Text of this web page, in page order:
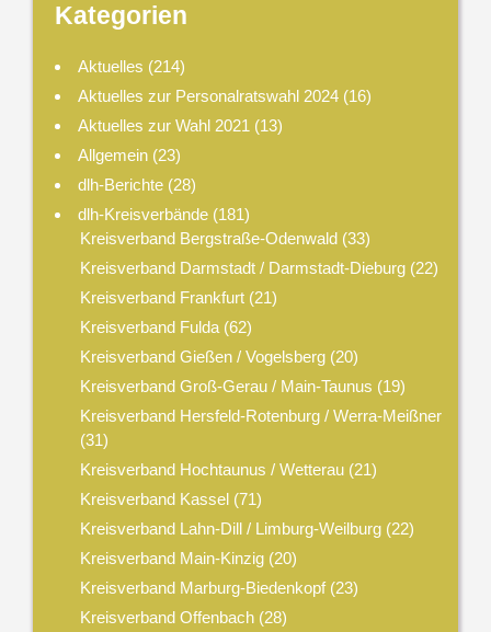
Kategorien
Aktuelles (214)
Aktuelles zur Personalratswahl 2024 (16)
Aktuelles zur Wahl 2021 (13)
Allgemein (23)
dlh-Berichte (28)
dlh-Kreisverbände (181)
Kreisverband Bergstraße-Odenwald(33)
Kreisverband Darmstadt / Darmstadt-Dieburg(22)
Kreisverband Frankfurt(21)
Kreisverband Fulda(62)
Kreisverband Gießen / Vogelsberg(20)
Kreisverband Groß-Gerau / Main-Taunus (19)
Kreisverband Hersfeld-Rotenburg / Werra-Meißner
(31)
Kreisverband Hochtaunus / Wetterau(21)
Kreisverband Kassel(71)
Kreisverband Lahn-Dill / Limburg-Weilburg(22)
Kreisverband Main-Kinzig(20)
Kreisverband Marburg-Biedenkopf(23)
Kreisverband Offenbach(28)